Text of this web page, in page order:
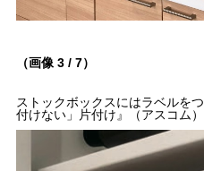
（画像 3 / 7）
ストックボックスにはラベルを
付けない」片付け』（アスコム）